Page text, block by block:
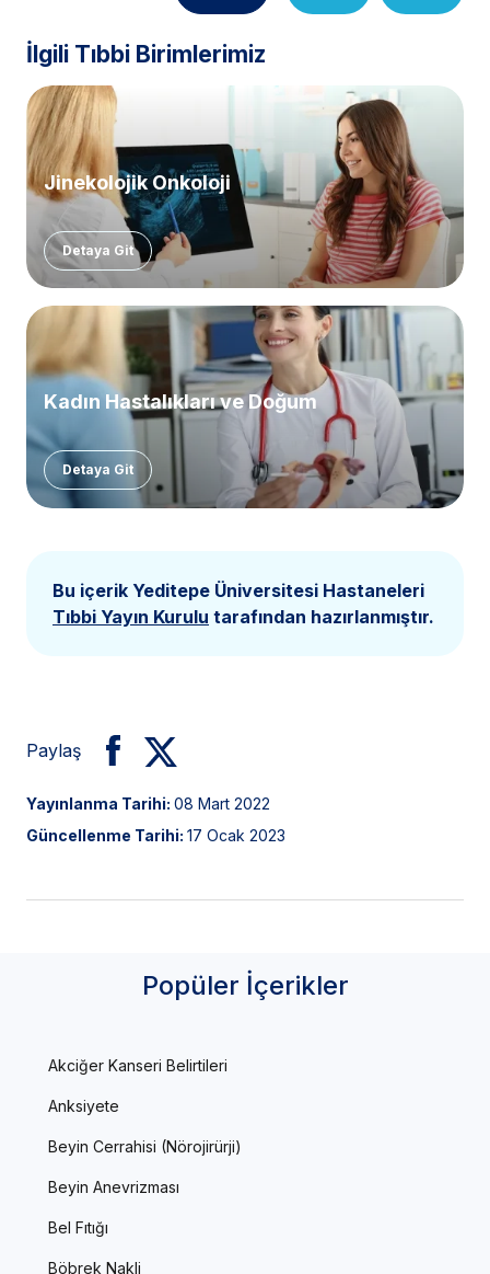
İlgili Tıbbi Birimlerimiz
Jinekolojik Onkoloji
Detaya Git
Kadın Hastalıkları ve Doğum
Detaya Git
Bu içerik Yeditepe Üniversitesi Hastaneleri
Tıbbi Yayın Kurulu tarafından hazırlanmıştır.
Paylaş
Yayınlanma Tarihi: 08 Mart 2022
Güncellenme Tarihi: 17 Ocak 2023
Popüler İçerikler
Akciğer Kanseri Belirtileri
Anksiyete
Beyin Cerrahisi (Nörojirürji)
Beyin Anevrizması
Bel Fıtığı
Böbrek Nakli